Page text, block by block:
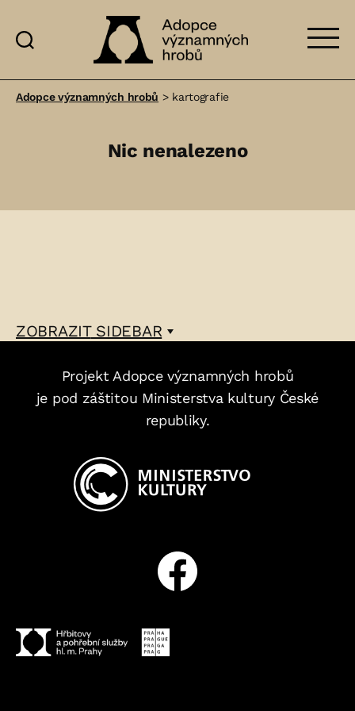
významných
Adopce významných hrobů > kartografie
Nic nenalezeno
ZOBRAZITSIDEBAR
Projekt Adopce významných hrobů
je pod záštitou Ministerstva kultury České
republiky.
Facebook